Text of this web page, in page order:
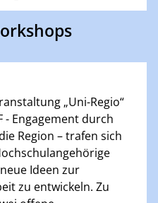
„Uni-Regio“
- Engagement durch
Region – trafen sich
Ideen zur
zu entwickeln. Zu